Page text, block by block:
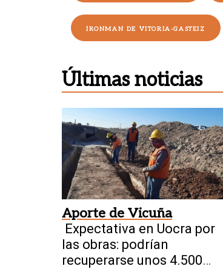
IRONMAN DE VITORIA-GASTEIZ
Últimas noticias
Aporte de Vicuña
Expectativa en Uocra por
las obras: podrían
recuperarse unos 4.500